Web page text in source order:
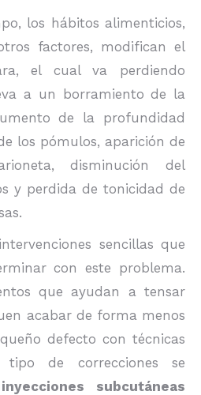
los hábitos alimenticios,
factores, modifican el
el cual va perdiendo
a un borramiento de la
de la profundidad
los pómulos, aparición de
disminución del
y perdida de tonicidad de
sencillas que
con este problema.
que ayudan a tensar
acabar de forma menos
defecto con técnicas
tipo de correcciones se
inyecciones subcutáneas